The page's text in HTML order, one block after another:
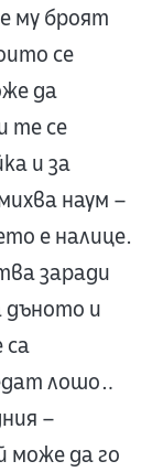
му броят
се
да
те се
и за
наум –
е налице.
заради
дъното и
са
лошо…
–
може да го